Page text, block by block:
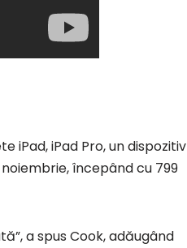
iPad, iPad Pro, un dispozitiv
noiembrie, începând cu 799
a spus Cook, adăugând